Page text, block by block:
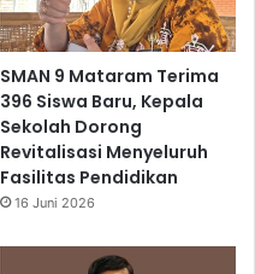
SMAN 9 Mataram Terima
396 Siswa Baru, Kepala
Sekolah Dorong
Revitalisasi Menyeluruh
Fasilitas Pendidikan
16 Juni 2026